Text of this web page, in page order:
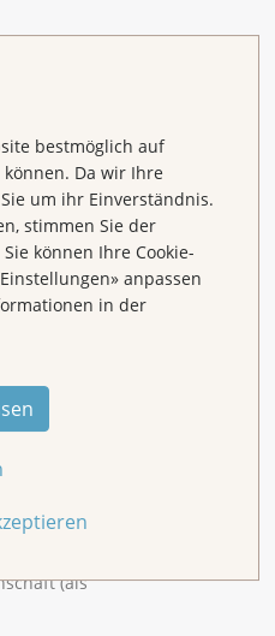
bestmöglich auf
Da wir Ihre
um ihr Einverständnis.
stimmen Sie der
können Ihre Cookie-
anpassen
in der
und Ihre
entweder
(als